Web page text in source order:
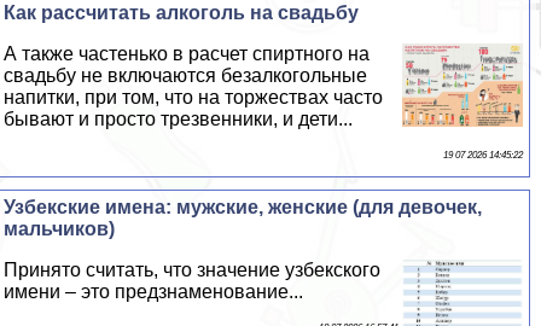
Как рассчитать алкоголь на свадьбу
А также частенько в расчет спиртного на
свадьбу не включаются безалкогольные
напитки, при том, что на торжествах часто
бывают и просто трезвенники, и дети...
19 07 2026 14:45:22
Узбекские имена: мужские, женские (для девочек,
мальчиков)
Принято считать, что значение узбекского
имени – это предзнаменование...